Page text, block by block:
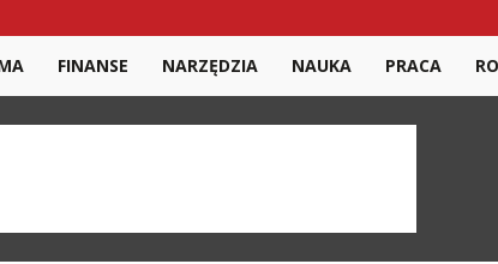
FINANSE NARZĘDZIA NAUKA PRACA